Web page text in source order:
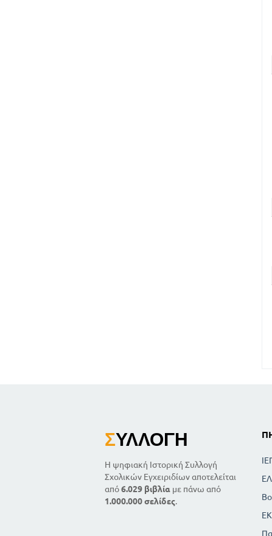
ΣΥΛΛΟΓΉ
Η ψηφιακή Ιστορική Συλλογή
Σχολικών Εγχειριδίων αποτελείται
από6.029 βιβλία με πάνω από
1.000.000 σελίδες.